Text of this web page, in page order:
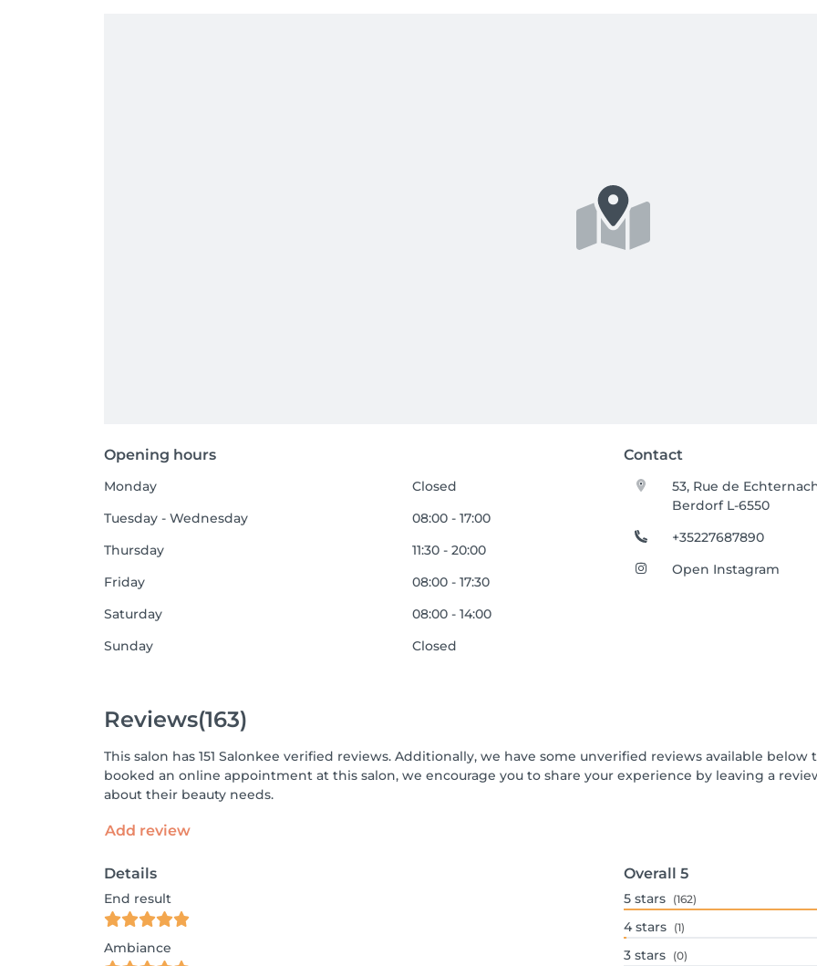
Opening hours Contact
Monday
Closed
Tuesday - Wednesday
08:00 - 17:00
Thursday
11:30 - 20:00
Friday
08:00 - 17:30
Saturday
08:00 - 14:00
Sunday
Closed
53, Rue de
Berdorf L-6550
+35227687890
Open Instagram
Reviews(163)
This salon has 151 Salonkee verified reviews. Additionally, we have some unverified reviews available
booked an online appointment at this salon, we encourage you to share your experience by leaving a
about their beauty needs.
Add review
Details
End result
Ambiance
Overall 5
5 stars (162)
4 stars (1)
3 stars (0)